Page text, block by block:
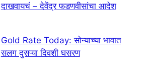
दाखवायचं – देवेंद्र फडणवीसांचा आदेश
Gold Rate Today: सोन्याच्या भावात
सलग दुसऱ्या दिवशी घसरण